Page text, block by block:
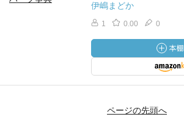
伊嶋まどか
1 0.00 0
ページの先頭へ